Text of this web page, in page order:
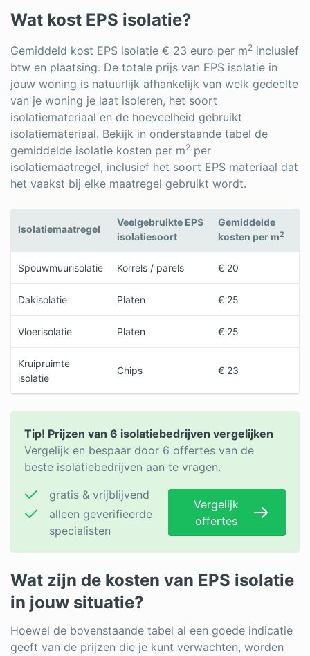
Wat kost EPS isolatie?
Gemiddeld kost EPS isolatie € 23 euro per m2 inclusief
btw en plaatsing. De totale prijs van EPS isolatie in
jouw woning is natuurlijk afhankelijk van welk gedeelte
van je woning je laat isoleren, het soort
isolatiemateriaal en de hoeveelheid gebruikt
isolatiemateriaal. Bekijk in onderstaande tabel de
gemiddelde isolatie kosten per m2 per
isolatiemaatregel, inclusief het soort EPS materiaal dat
het vaakst bij elke maatregel gebruikt wordt.
Isolatiemaatregel
Veelgebruikte EPS
isolatiesoort
Gemiddelde
kosten per m2
Spouwmuurisolatie Korrels / parels € 20
Dakisolatie Platen € 25
Vloerisolatie Platen € 25
Kruipruimte
isolatie
Chips € 23
Tip! Prijzen van 6 isolatiebedrijven vergelijken
Vergelijk en bespaar door 6 offertes van de
beste isolatiebedrijven aan te vragen.
gratis & vrijblijvend
alleen geverifieerde
specialisten
Vergelijk
offertes
Wat zijn de kosten van EPS isolatie
in jouw situatie?
Hoewel de bovenstaande tabel al een goede indicatie
geeft van de prijzen die je kunt verwachten, worden